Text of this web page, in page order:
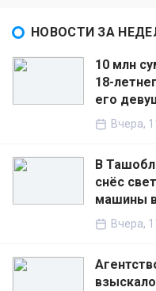
НОВОСТИ ЗА
10 млн
18-
его
Вчера,
В
снёс
машины
Вчера,